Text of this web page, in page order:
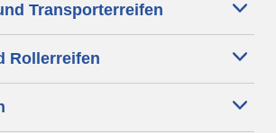
Transporterreifen
Rollerreifen